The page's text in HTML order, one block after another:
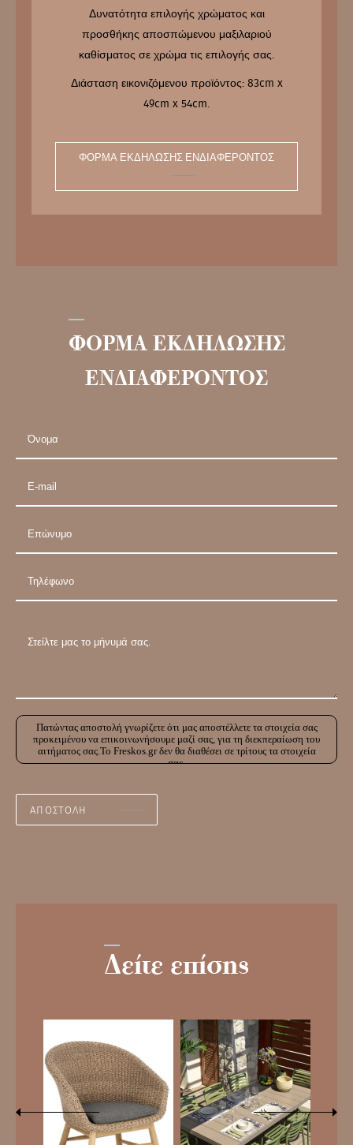
Δυνατότητα επιλογής χρώματος και
προσθήκης αποσπώμενου μαξιλαριού
καθίσματος σε χρώμα τις επιλογής σας.
Διάσταση εικονιζόμενου προϊόντος: 83cm x
49cm x 54cm.
ΦΌΡΜΑ ΕΚΔΉΛΩΣΗΣ ΕΝΔΙΑΦΈΡΟΝΤΟΣ
ΦΟΡΜΑ ΕΚΔΗΛΩΣΗΣ
ΕΝΔΙΑΦΕΡΟΝΤΟΣ
Πατώντας αποστολή γνωρίζετε ότι μας αποστέλλετε τα στοιχεία σας
προκειμένου να επικοινωνήσουμε μαζί σας, για τη διεκπεραίωση του
αιτήματος σας.Το Freskos.gr δεν θα διαθέσει σε τρίτους τα στοιχεία
σας.
Δείτε επίσης